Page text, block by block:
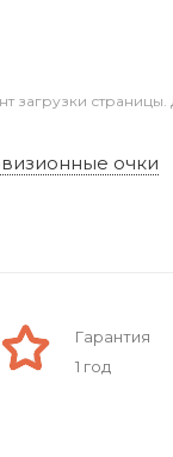
загрузки
очки
Гарантия
1 год